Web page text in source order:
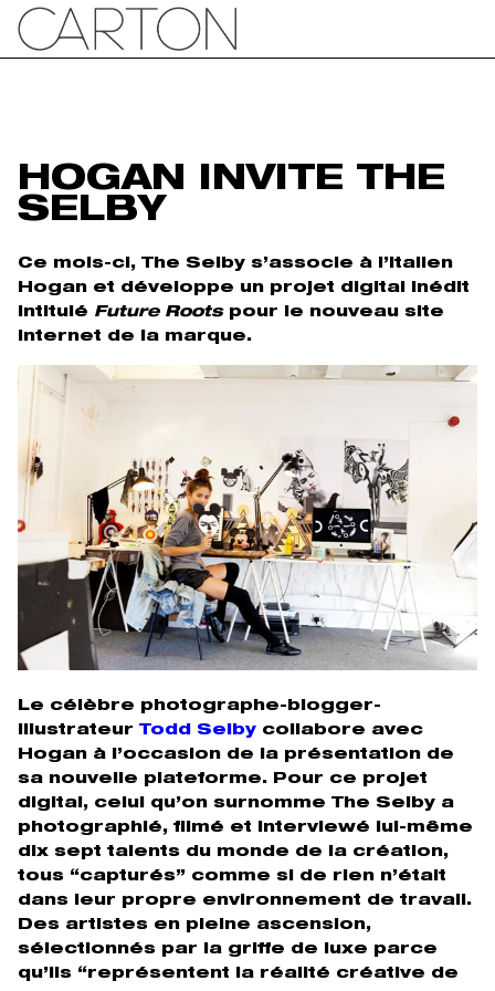
HOGAN INVITE THE
SELBY
Ce mois-ci, The Selby s’associe à l’italien
Hogan et développe un projet digital inédit
intitulé Future Rootspour le nouveau site
internet de la marque.
Le célèbre photographe-blogger-
illustrateur Todd Selby collabore avec
Hogan à l’occasion de la présentation de
sa nouvelle plateforme. Pour ce projet
digital, celui qu’on surnomme The Selby a
photographié, filmé et interviewé lui-même
dix sept talents du monde de la création,
tous “capturés” comme si de rien n’était
dans leur propre environnement de travail.
Des artistes en pleine ascension,
sélectionnés par la griffe de luxe parce
qu’ils “représentent la réalité créative de